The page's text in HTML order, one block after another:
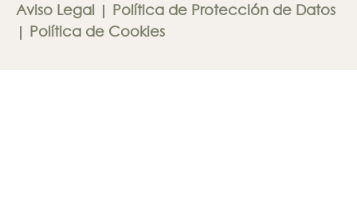
Aviso Legal | Política de Protección de Datos
| Política de Cookies